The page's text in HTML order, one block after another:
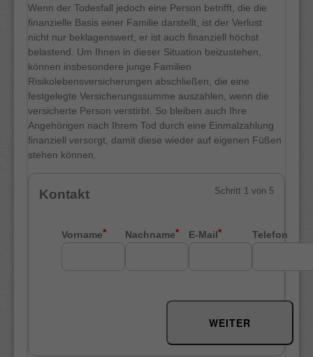
PRIVAT-VERSICHERUNGEN
SERVICE-CENTER
Wenn der Todesfall jedoch eine Person betrifft, die die
finanzielle Basis einer Familie darstellt, ist der Verlust
nicht nur beklagenswert, er ist auch finanziell höchst
belastend. Um Ihnen in dieser Situation beizustehen,
können insbesondere junge Familien
Risikolebensversicherungen abschließen, die eine
festgelegte Versicherungssumme auszahlen, wenn die
versicherte Person verstirbt. So bleiben auch Ihre
Angehörigen nach Ihrem Tod durch eine Einmalzahlung
finanziell versorgt, damit diese wieder auf eigenen Füßen
stehen können.
Kontakt
Vorname Nachname E-Mail Telefon
WEITER